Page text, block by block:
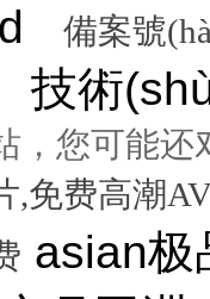
備案號
技術
，您可能还
,免费高潮
asian极品呦女xx 黑人尻亚洲女人 激情综合色五月丁香六月亚洲 韩国激情电影华丽的外出 国产一区二区三区不卡精品 精密机械一区二区三区天堂 小泽玛利亚在线播放电影 www在线一区 国产v综合v亚洲欧美久久 性无码专区一色吊丝中文字幕 朝鲜美女黑毛bbw 大香蕉伊人手机在线观看 色国产在线视频一区二区 亚洲无人区天空码头IV 天天躁夜夜躁狠狠躁99 15min摘花出血视频 免费男女黑网站 国产综合精品久久99之一 蜜桃臀无码内射一区二区三区 国产色情18一20岁片a片 正在播放骚 湿 无码福利一区二区不卡片 人人妻人人澡人人爽精品日 日本1区2区3区4区国色 口国产成人高清在线播放 精品一区二区三区在线观看 影音先锋aⅤ无码资源网 男生使劲操女生喷水视频 久久91久久久久久久久 欧美乱妇高清无乱码免费 人与兽黄色视频 免费男人日女人 高潮来了 用力黄片入口 久久精品国产亚洲成人av 中国鸡巴插屄屄 国产精品视频一区啪啪啪 国产精品成人无码视频 亚洲一区二区三区电影在线 亚洲成人无码77777 日韩一中文字幕在线视频 大鸡吧逼逼碰撞 美女被干777 全彩无码里番本子库 国产成人无码a区视频在线观看 玩弄放荡人妻一区二区三 黑丝美女自慰被大鸡巴操 日韩精品一区 久久亚洲av不卡一区二区 操你骚逼www 理论片午午伦夜理片久久 中文字幕无码亚洲a人片 美女操大黑鸡巴 老色鬼久久亚洲av按摩 欧美美女人体艺术 逼逼逼逼啊啊嗯嗯啊视频 69成人免费视频无码专区 免费又爽又大又高潮视频 欧美日韩一二三区在线视频 亚洲精品中文字幕第十页 青青操在线观看国产视频 色婷婷亚洲十月十月色天 啊啊啊湿了视频在线观看 三十路四十路五十路熟女 国产一区二区在线观看天堂 女人张开腿让男人桶视频 bibi av 日本69视频在线免费观看 无码人妻一区二区三区一 在线观看激情av一区二区 日日天天日天天谢天天日 国产迷晕三个美女的网站 一本到在线观看免费收看 国产亚洲无遮挡美女视频 日本网站在线观看一区二区 肏 少 妇 屄 在 线 丝袜制服shemale 美女裸体爆乳张开腿喷水 免费看成人午夜福利专区 gv在线无码男男gay 国产重口老太和变态小伙 随时都能干的校园运动会 VIP可见久久伊人婷婷 国产一级毛片一区二区视频 国产精品久久99简爱亚洲 吧吧吧影院伦理片在线观看 国产精品一二三四区视频 日韩区一区二在线观看视频 黄色片《男人操女人逼》 大香蕉久久日韩91蜜桃 30年驾龄老司机告诉你 91亚洲国产成人精品看片 把屌插进女人的逼里视频 大香蕉porn在线视频 成人性生交大片免费看96 最新亚洲人成无码网www电影 男生机桶女生小穴的视频 久久综合给合久久狠狠狠 国产呦系列一区二区三区 国产特级看欧美日韩中文 欧美大肉棒抽插骚逼视频 国产又色又爽无遮挡免费 男人天堂久久久一区二区 日本人与黑人牲交交免费 亚洲大片免费资源网站片 国产精品原创巨av 性感美女被操逼 美女污骚逼喷水白虎白浆 久久久久亚洲日本欧美视频 天天摸夜夜摸夜夜狠狠添 五险交满15能领多少钱 国产一卡二卡三卡四卡兔 国产综合23p 中国东北老熟妇做爰网视频 一级国产片在线观看免费 欧美黑人欧美精品刺激 激情综合色综合啪啪开心 群交视频大鸡巴 国产三级精品三级男人的天堂 么公在果树林征服了小雪 解开奶罩吸奶头高潮AV 丰满多毛的少妇 国产精品亚洲一区二区久久 黑人和中国熟女啪啪视频 香蕉视频成人网在线观看 荷兰小妓女高潮βbbw 日韩一区二区经典在线视频 学长让我夹震蛋自慰给他看 WWW亚洲精品久久久乳 免费看点www逼里逼里 手机亚洲第一页 夫妻性生活黄色一级大片 久久综合九色 免费看欧美日韩特级黄片 美女高潮久久免费观看国产 又粗又大又硬毛片免费看 欧美日韩成人大片p内射 草莓视频成视频在线观看 无码专区 人妻系列 在线 日本不卡一区二区三区四区 三级片在线观看国产三级 办公室国产a国产片免费 久久无码!视频 国产成年无码aⅤ片在线 大鸡巴插美女小穴动态图 国产亚洲aaa在线观看 一级二级三一片内射视频 在线观看欧美视频一区二区 被玩环了外高冷老师动漫 动漫男女操鸡巴射精网站 啊啊啊啊大鸡巴操我视频 婷婷综合久久中文字幕蜜桃三电影 色婷五月综激情亚洲综合 久久精品国产自清天天线 日本免费播放一区二区视频 丰满多毛的少妇 舔骚妇淫穴网站 最好看免费观看高清大全 99国产欧美另类久久片 人体艺术在线观看 成在人线视频男人的天堂 国产成人视a片品免费 东京热无码av一区二区 一道本中文字幕在线观看 嗯～好爽射进去强奸啊～ 真人作爱试看120分钟 在线观看国产三级片视频 国产极品高颜值美女到高潮 国产精品高清国产三级av 久久久无码专区中文字幕 推特网红91露出樱桃味 日本不卡码一区二区三区 小骚逼啪啪视频 男男无专砖码高清在线观看 亚洲精